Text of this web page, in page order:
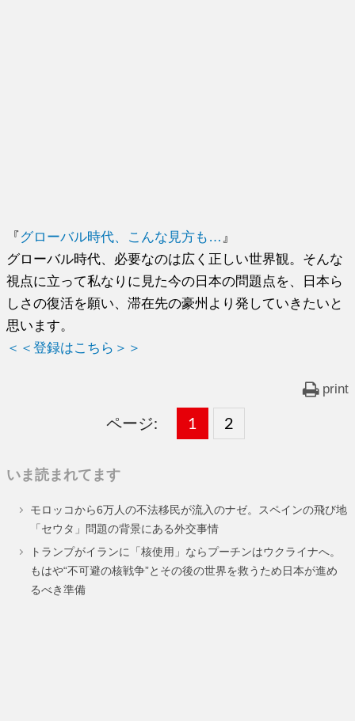
『 グローバル時代、こんな見方も… 』
グローバル時代、必要なのは広く正しい世界観。そんな
視点に立って私なりに見た今の日本の問題点を、日本ら
しさの復活を願い、滞在先の豪州より発していきたいと
思います。
＜＜登録はこちら＞＞
print
ページ:
固
ー
ジ
1 ,
固
ー
ジ
2
いま読まれてます
モロッコから6万人の不法移民が流入のナゼ。スペインの飛び地
「セウタ」問題の背景にある外交事情
トランプがイランに「核使用」ならプーチンはウクライナへ。
もはや“不可避の核戦争”とその後の世界を救うため日本が進め
るべき準備